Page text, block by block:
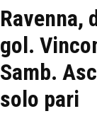
Ravenna,
gol.
Samb.
solo pari